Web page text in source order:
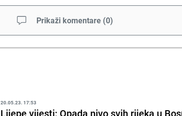
Prikaži komentare (0)
20.05.23. 17:53
Lijepe vijesti: Opada nivo svih rijeka u